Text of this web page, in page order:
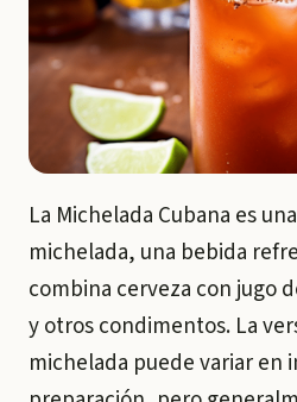
La Michelada Cubana es
michelada, una bebida
combina cerveza con jugo
y otros condimentos. La
michelada puede variar en